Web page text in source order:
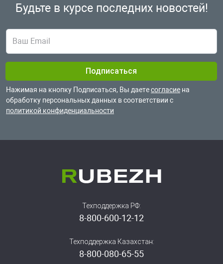
Будьте в курсе последних новостей!
Нажимая на кнопку Подписаться, Вы даетесогласие на
обработку персональных данных в соответствии с
политикой конфиденциальности
Техподдержка РФ:
8-800-600-12-12
Техподдержка Казахстан:
8-800-080-65-55